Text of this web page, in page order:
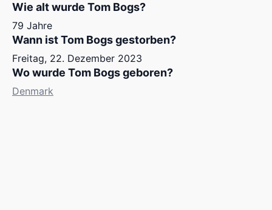
Wie alt wurde Tom Bogs?
79 Jahre
Wann ist Tom Bogs gestorben?
Freitag, 22. Dezember 2023
Wo wurde Tom Bogs geboren?
Denmark